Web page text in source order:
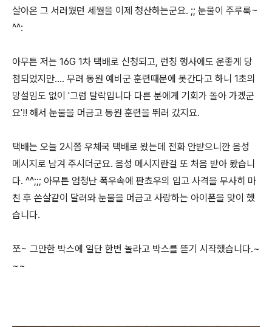
살아온 그 서러웠던 세월을 이제 청산하는군요. ;; 눈물이 주루룩~
^^:
아무튼 저는 16G 1차 택배로 신청되고, 런칭 행사에도 운좋게 당
첨되었지만.... 무려 동원 예비군 훈련때문에 못간다고 하니 1초의
망설임도 없이 '그럼 탈락입니다 다른 분에게 기회가 돌아 가겠군
요'!! 해서 눈물을 머금고 동원 훈련을 뛰러 갔지요.
택배는 오늘 2시쯤 우체국 택배로 왔는데 전화 안받으니깐 음성
메시지로 남겨 주시더군요. 음성 메시지란걸 또 처음 받아 봤습니
다. ^^;;; 아무튼 엄청난 폭우속에 판쵸우의 입고 사격을 무사히 마
친 후 쏜살같이 달려와 눈물을 머금고 사랑하는 아이폰을 맞이 했
습니다.
쪼~ 그만한 박스에 일단 한번 놀라고 박스를 뜯기 시작했습니다.~
~~